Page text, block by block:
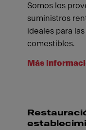
Somos los
suministros
ideales para
comestibles.
Más